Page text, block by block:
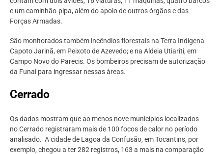
e um caminhão-pipa, além do apoio de outros órgãos e das
Forças Armadas.
São monitorados também incêndios florestais na Terra Indígena
Capoto Jarinã, em Peixoto de Azevedo; e na Aldeia Utiariti, em
Campo Novo do Parecis. Os bombeiros precisam de autorização
da Funai para ingressar nessas áreas.
Cerrado
Os dados mostram que ao menos nove municípios localizados
no Cerrado registraram mais de 100 focos de calor no período
analisado. A cidade de Lagoa da Confusão, em Tocantins, por
exemplo, chegou a ter 282 registros, 163 a mais na comparação